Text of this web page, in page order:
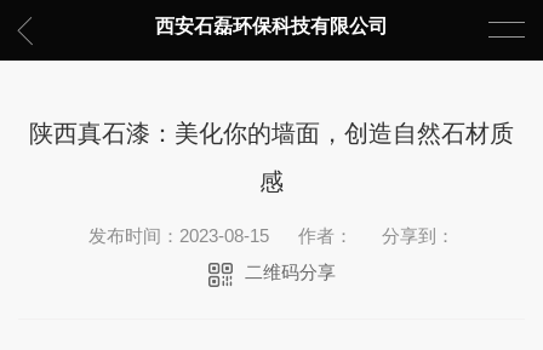
西安石磊环保科技有限公司
陕西真石漆：美化你的墙面，创造自然石材质
感
发布时间：2023-08-15 作者：
分享到：
二维码分享